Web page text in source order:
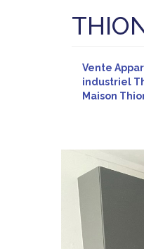
Vente
industriel
Maison